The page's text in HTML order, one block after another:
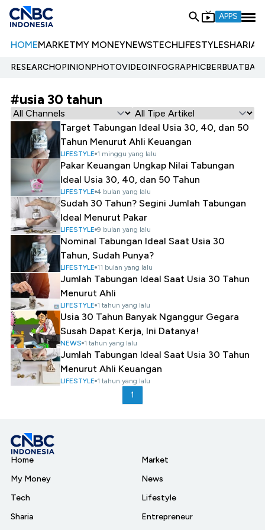
APPS
HOMEMARKETMY MONEYNEWSTECHLIFESTYLESHARIA
RESEARCHOPINIONPHOTOVIDEOINFOGRAPHIC
#usia 30 tahun
Target Tabungan Ideal Usia 30, 40, dan 50
Tahun Menurut Ahli Keuangan
LIFESTYLE 1 minggu yang lalu
Pakar Keuangan Ungkap Nilai Tabungan
Ideal Usia 30, 40, dan 50 Tahun
LIFESTYLE 4 bulan yang lalu
Sudah 30 Tahun? Segini Jumlah Tabungan
Ideal Menurut Pakar
LIFESTYLE 9 bulan yang lalu
Nominal Tabungan Ideal Saat Usia 30
Tahun, Sudah Punya?
LIFESTYLE 11 bulan yang lalu
Jumlah Tabungan Ideal Saat Usia 30 Tahun
Menurut Ahli
LIFESTYLE 1 tahun yang lalu
Usia 30 Tahun Banyak Nganggur Gegara
Susah Dapat Kerja, Ini Datanya!
NEWS 1 tahun yang lalu
Jumlah Tabungan Ideal Saat Usia 30 Tahun
Menurut Ahli Keuangan
LIFESTYLE 1 tahun yang lalu
1
Home
My Money
Tech
Sharia
Market
News
Lifestyle
Entrepreneur